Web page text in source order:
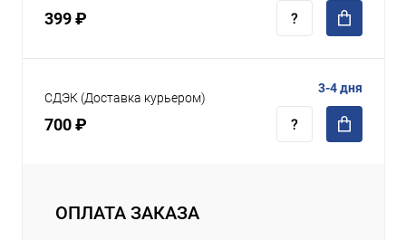
399 ₽
СДЭК (Доставка курьером)
700 ₽
3-4 дня
ОПЛАТА ЗАКАЗА